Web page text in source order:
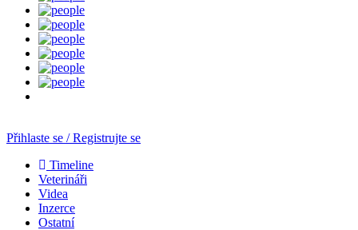
Přihlaste se / Registrujte se
Timeline
Veterináři
Videa
Inzerce
Ostatní